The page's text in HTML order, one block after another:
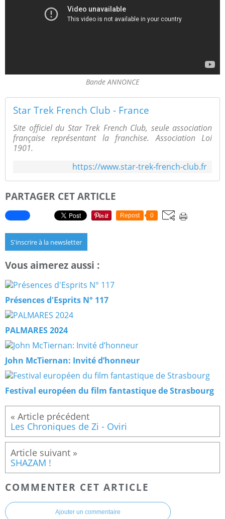
Bande ANNONCE
Star Trek French Club - France
Site officiel du Star Trek French Club, seule association
française représentant la franchise. Association Loi
1901.
https://www.star-trek-french-club.fr
PARTAGER CET ARTICLE
Repost 0
S'inscrire à la newsletter
Vous aimerez aussi :
Présences d'Esprits N° 117
PALMARES 2024
John McTiernan: Invité d’honneur
Festival européen du film fantastique de Strasbourg
Les Chroniques de Zi - Oviri
SHAZAM !
COMMENTER CET ARTICLE
Ajouter un commentaire